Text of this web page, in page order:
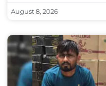
August 8, 2026